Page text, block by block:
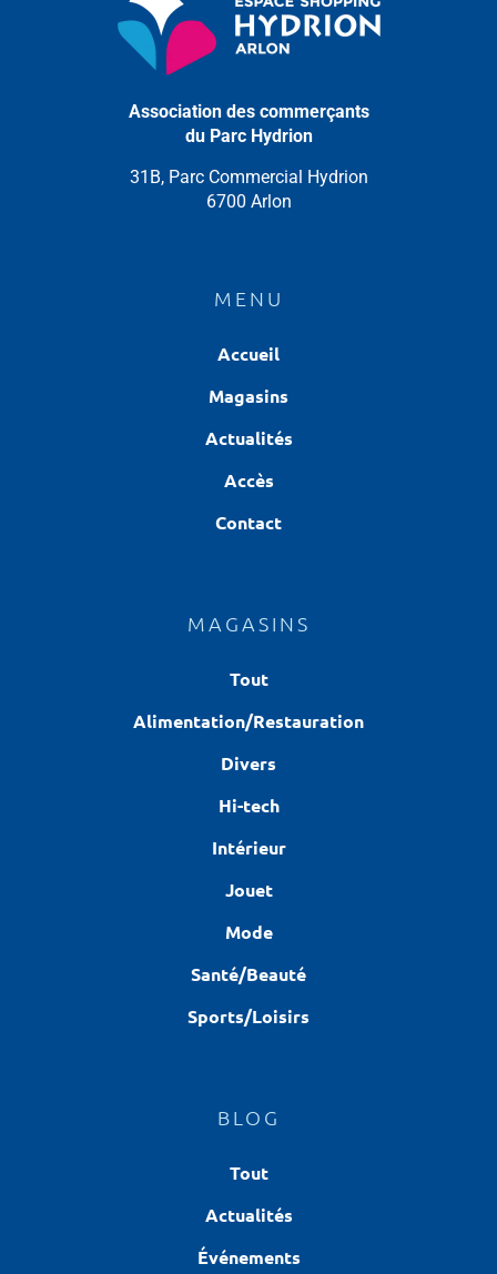
Association des commerçants
du Parc Hydrion
31B, Parc Commercial Hydrion
6700 Arlon
MENU
Accueil
Magasins
Actualités
Accès
Contact
MAGASINS
Tout
Alimentation/Restauration
Divers
Hi-tech
Intérieur
Jouet
Mode
Santé/Beauté
Sports/Loisirs
BLOG
Tout
Actualités
Événements